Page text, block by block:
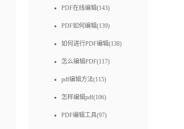
PDF在线编辑(143)
PDF如何编辑(139)
如何进行PDF编辑(138)
怎么编辑PDF(117)
pdf编辑方法(115)
怎样编辑pdf(106)
PDF编辑工具(97)